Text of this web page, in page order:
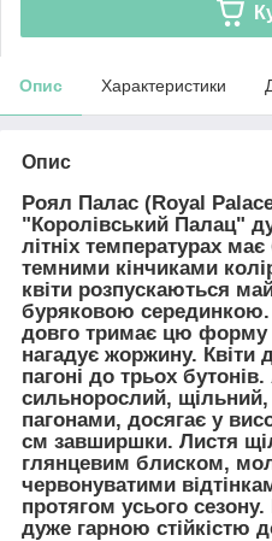
Опис Характеристики
Опис
Роял Палас (Royal
"Королівський Палац"
літніх температурах
темними кінчиками
квіти розпускаються
буряковою
довго тримає цю форму
нагадує жоржину. Квіти
пагоні до трьох
сильнорослий,
пагонами, досягає у
см завширшки. Листя
глянцевим блиском,
червонуватими
протягом усього сезону.
дуже гарною стійкістю